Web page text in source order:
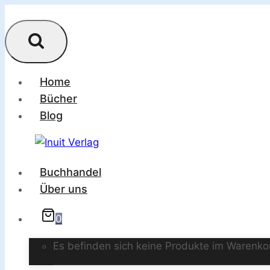
Inhalt
springen
Home
Bücher
Blog
Buchhandel
Über uns
0
Es befinden sich keine Produkte im